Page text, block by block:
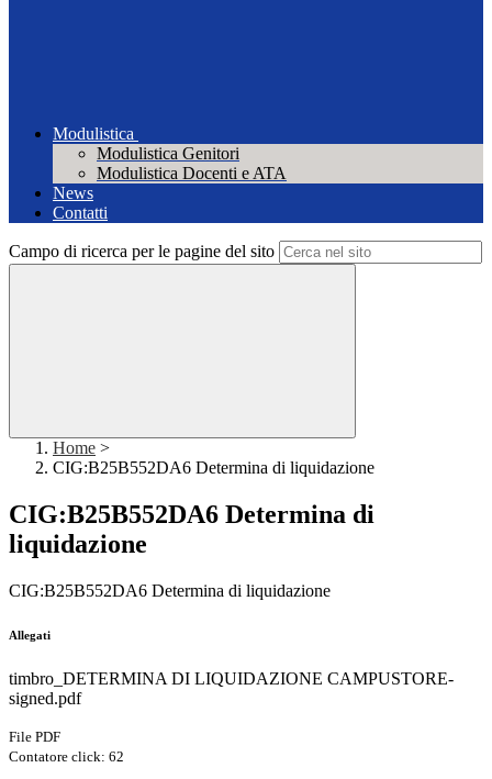
Modulistica
Modulistica Genitori
Modulistica Docenti e ATA
News
Contatti
Campo di ricerca per le pagine del sito
Home >
CIG:B25B552DA6 Determina di liquidazione
CIG:B25B552DA6 Determina di
liquidazione
CIG:B25B552DA6 Determina di liquidazione
Allegati
timbro_DETERMINA DI LIQUIDAZIONE CAMPUSTORE-
signed.pdf
File PDF
Contatore click: 62